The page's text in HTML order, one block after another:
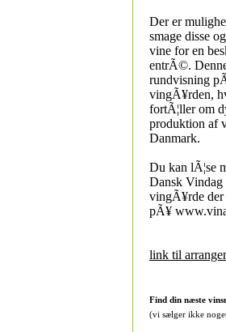
Der er
smage disse
vine for en
entrÃ©.
rundvisning
vingÃ¥rden,
fortÃ¦ller om
produktion af
Danmark.
Du kan lÃ¦se
Dansk Vindag
vingÃ¥rde
pÃ¥
link til
Find din næste
(vi sælger ikke